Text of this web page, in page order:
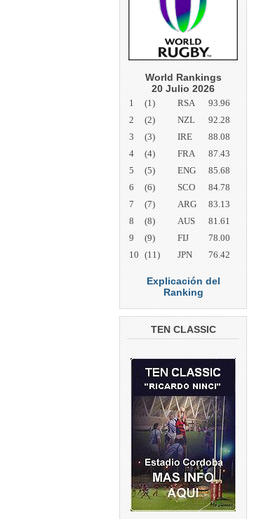
World Rankings
20 Julio 2026
1 (1) RSA
93.96
2
(2) NZL
92.28
3
(3) IRE
88.08
4
(4) FRA
87.43
5
(5) ENG
85.68
6
(6) SCO
84.78
7
(7) ARG
83.13
8
(8) AUS
81.61
9
(9) FIJ
78.00
10 (11) JPN 76.42
Explicación del
Ranking
TEN CLASSIC